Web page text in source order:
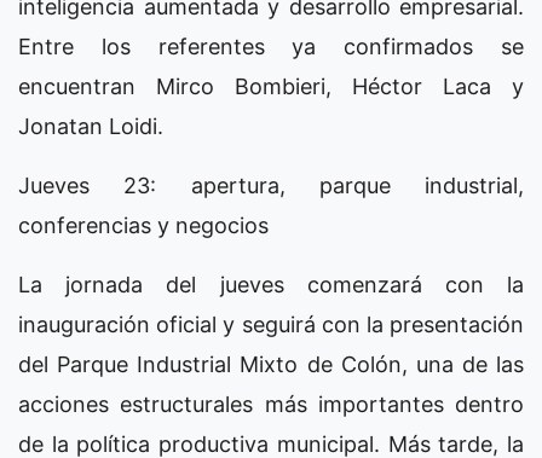
inteligencia aumentada y desarrollo empresarial.
Entre los referentes ya confirmados se
encuentran Mirco Bombieri, Héctor Laca y
Jonatan Loidi.
Jueves 23: apertura, parque industrial,
conferencias y negocios
La jornada del jueves comenzará con la
inauguración oficial y seguirá con la presentación
del Parque Industrial Mixto de Colón, una de las
acciones estructurales más importantes dentro
de la política productiva municipal. Más tarde, la